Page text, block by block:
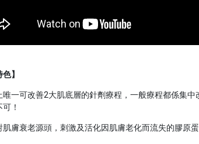
】
唯一可改善2大肌底層的針劑療程，一般療程都係集
！
肌膚衰老源頭，刺激及活化因肌膚老化而流失的膠原